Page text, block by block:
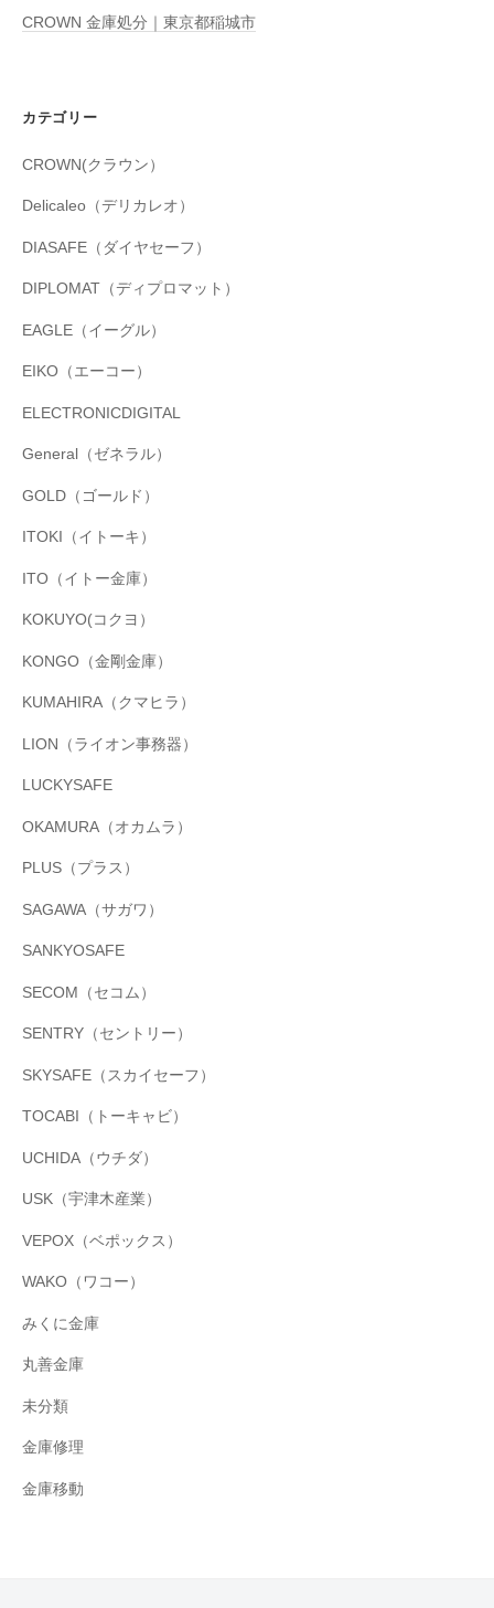
CROWN 金庫処分｜東京都稲城市
カテゴリー
CROWN(クラウン）
Delicaleo（デリカレオ）
DIASAFE（ダイヤセーフ）
DIPLOMAT（ディプロマット）
EAGLE（イーグル）
EIKO（エーコー）
ELECTRONICDIGITAL
General（ゼネラル）
GOLD（ゴールド）
ITOKI（イトーキ）
ITO（イトー金庫）
KOKUYO(コクヨ）
KONGO（金剛金庫）
KUMAHIRA（クマヒラ）
LION（ライオン事務器）
LUCKYSAFE
OKAMURA（オカムラ）
PLUS（プラス）
SAGAWA（サガワ）
SANKYOSAFE
SECOM（セコム）
SENTRY（セントリー）
SKYSAFE（スカイセーフ）
TOCABI（トーキャビ）
UCHIDA（ウチダ）
USK（宇津木産業）
VEPOX（ベポックス）
WAKO（ワコー）
みくに金庫
丸善金庫
未分類
金庫修理
金庫移動